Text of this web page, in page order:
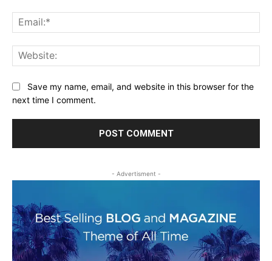
Save my name, email, and website in this browser for the
next time I comment.
- Advertisment -